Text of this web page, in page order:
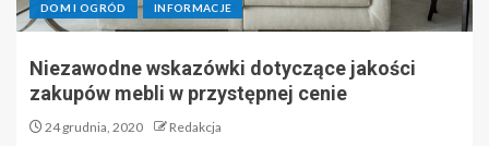
DOM I OGRÓD INFORMACJE
Niezawodne wskazówki dotyczące jakości
zakupów mebli w przystępnej cenie
24 grudnia, 2020 Redakcja